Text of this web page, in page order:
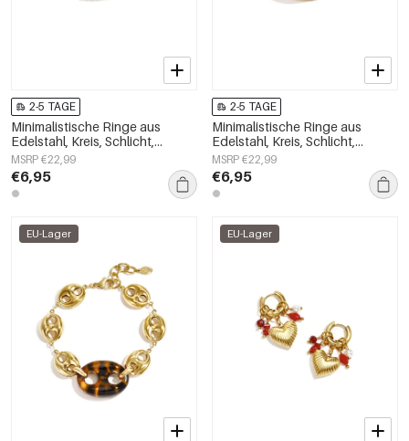
2-5 TAGE
Minimalistische Ringe aus
Edelstahl, Kreis, Schlicht,
Alltagsschmuck,
Damenschmuck
MSRP €22,99
€6,95
2-5 TAGE
Minimalistische Ringe aus
Edelstahl, Kreis, Schlicht,
Alltagsschmuck,
Damenschmuck
MSRP €22,99
€6,95
EU-Lager EU-Lager